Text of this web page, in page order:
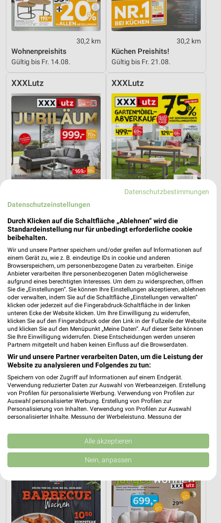
30,2 km
Wohnenpreishits
Gültig bis Fr. 14.08.
30,2 km
Küchen Preishits!
Gültig bis Fr. 21.08.
XXXLutz
30,2 km
Angebote ab 08.08.
Gültig bis Fr. 14.08.
XXXLutz
30,2 km
Gültig bis Fr. 28.08.
XXXLutz
30,2 km
XXXLutz
30,2 km
Gültig bis Fr. 14.08.
XXXLutz
Datenschutzbestimmungen
Datenschutzeinstellungen
Durch Klicken auf die Schaltfläche „Ablehnen“ wird die
Standardeinstellung nur für unbedingt erforderliche cookie
beibehalten.
Wir und unsere Partner speichern und/oder greifen auf Informationen auf
einem Gerät zu, wie z. B. eindeutige IDs in cookie und anderen
Browserspeichern, um personenbezogene Daten zu verarbeiten. Einige
Anbieter verarbeiten Ihre personenbezogenen Daten möglicherweise
aufgrund eines berechtigten Interesses. Um dem zu widersprechen, öffnen
Sie die „Einstellungen“. Sie können Ihre Einstellungen akzeptieren, ablehnen
oder verwalten, indem Sie auf die Schaltfläche „Einstellungen verwalten“
klicken oder jederzeit auf die Fingerabdruck-Schaltfläche in der linken
unteren Ecke der Website klicken. Um Ihre Einwilligung zu widerrufen,
klicken Sie auf den Fingerabdruck oder den Link in der Fußzeile der Website
und klicken Sie auf den Menüpunkt „Meine Daten“. Auf dieser Seite können
Sie Ihre Einwilligung widerrufen. Diese Entscheidungen werden unseren
Partnern mitgeteilt und haben keinen Einfluss auf die Browserdaten.
Wir und unsere Partner verarbeiten Daten, um die Leistung der
Website zu analysieren und Folgendes zu tun:
Speichern von oder Zugriff auf Informationen auf einem Endgerät.
Verwendung reduzierter Daten zur Auswahl von Werbeanzeigen. Erstellung
von Profilen für personalisierte Werbung. Verwendung von Profilen zur
Auswahl personalisierter Werbung. Erstellung von Profilen zur
Personalisierung von Inhalten. Verwendung von Profilen zur Auswahl
personalisierter Inhalte. Messung der Werbeleistung. Messung der
Kombinationen von Daten aus verschiedenen Quellen. Entwicklung und
Verbesserung der Angebote. Verwendung reduzierter Daten zur Auswahl
von Inhalten.
Daten können außerhalb der Europäischen Union weitergegeben und in die
USA gesendet werden.
Website/App.
Partnerliste anzeigen (1 IAB-Anbieter)
Wir nutzen Ihre Daten für folgende Zwecke:
IAB-Verarbeitungszwecke:
Alle akzeptieren
Nein, anpassen